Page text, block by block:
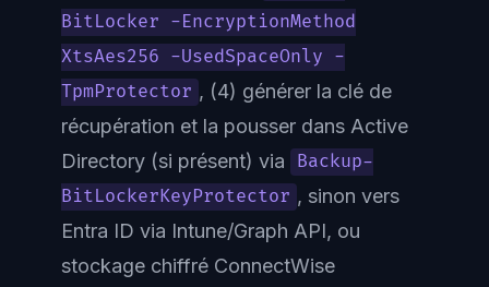
BitLocker -EncryptionMethod
XtsAes256 -UsedSpaceOnly -
TpmProtector , (4) générer la clé de
récupération et la pousser dans Active
Directory (si présent) via
Backup-
BitLockerKeyProtector , sinon vers
Entra ID via Intune/Graph API, ou
stockage chiffré ConnectWise